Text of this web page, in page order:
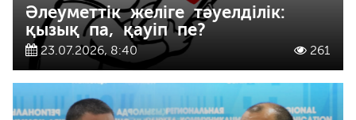
Әлеуметтік желіге тәуелділік:
қызық па, қауіп пе?
23.07.2026, 8:40 261